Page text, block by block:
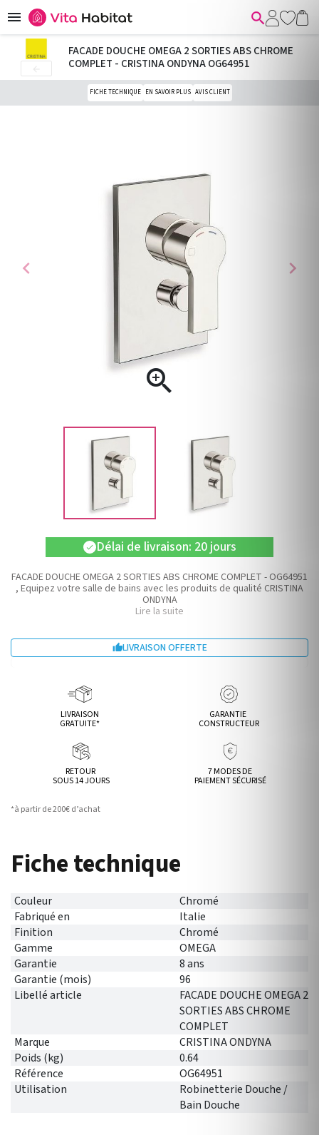
 
chevron_left

chevron_right
FACADE DOUCHE OMEGA 2 SORTIES ABS CHROME
COMPLET - CRISTINA ONDYNA OG64951
FICHE TECHNIQUE EN SAVOIR PLUS AVIS CLIENT
check Délai de livraison: 20 jours
FACADE DOUCHE OMEGA 2 SORTIES ABS CHROME COMPLET - OG64951
, Equipez votre salle de bains avec les produits de qualité CRISTINA
ONDYNA
Lire la suite
LIVRAISON OFFERTE
LIVRAISON
GRATUITE*
GARANTIE
CONSTRUCTEUR
RETOUR
SOUS 14 JOURS
7 MODES DE
PAIEMENT SÉCURISÉ
*à partir de 200€ d’achat
Fiche technique
Couleur
Chromé
Fabriqué en
Italie
Finition
Chromé
Gamme
OMEGA
Garantie
8 ans
Garantie (mois)
96
Libellé article
FACADE DOUCHE OMEGA 2
SORTIES ABS CHROME
COMPLET
Marque
CRISTINA ONDYNA
Poids (kg)
0.64
Référence
OG64951
Utilisation
Robinetterie Douche /
Bain Douche